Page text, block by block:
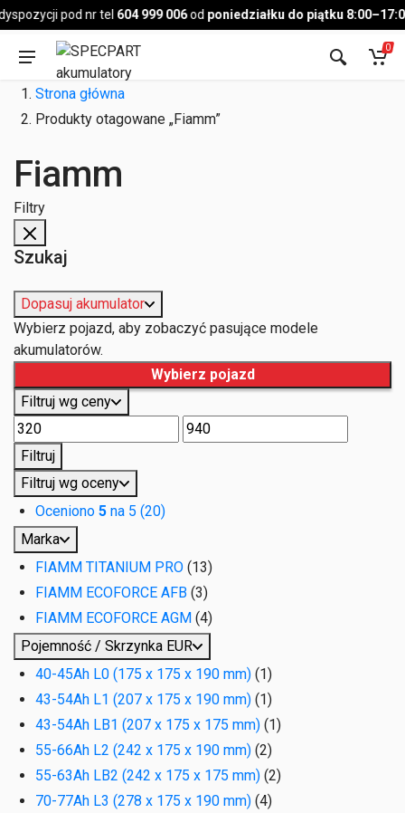
pod nr tel604 999 006odponiedziałku do piątku 8:00–17:00,
Pojazd
0
Strona główna
Produkty otagowane „Fiamm”
Fiamm
Filtry
Szukaj
Dopasuj akumulator
Wybierz pojazd, aby zobaczyć pasujące modele
akumulatorów.
Wybierz pojazd
Filtruj wg ceny
Cena
min.
Cena
maks.
Filtruj
Filtruj wg oceny
Oceniono 5 na 5 (20)
Marka
FIAMM TITANIUM PRO (13)
FIAMM ECOFORCE AFB (3)
FIAMM ECOFORCE AGM (4)
Pojemność / Skrzynka EUR
40-45Ah L0 (175 x 175 x 190 mm) (1)
43-54Ah L1 (207 x 175 x 190 mm) (1)
43-54Ah LB1 (207 x 175 x 175 mm) (1)
55-66Ah L2 (242 x 175 x 190 mm) (2)
55-63Ah LB2 (242 x 175 x 175 mm) (2)
70-77Ah L3 (278 x 175 x 190 mm) (4)